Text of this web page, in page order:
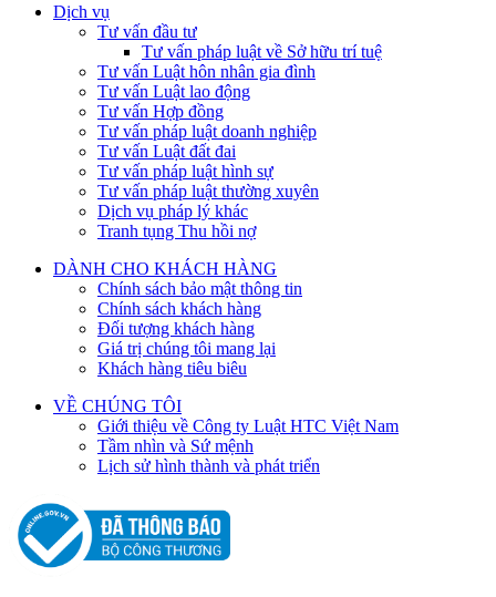
Dịch vụ
Tư vấn đầu tư
Tư vấn pháp luật về Sở hữu trí tuệ
Tư vấn Luật hôn nhân gia đình
Tư vấn Luật lao động
Tư vấn Hợp đồng
Tư vấn pháp luật doanh nghiệp
Tư vấn Luật đất đai
Tư vấn pháp luật hình sự
Tư vấn pháp luật thường xuyên
Dịch vụ pháp lý khác
Tranh tụng Thu hồi nợ
DÀNH CHO KHÁCH HÀNG
Chính sách bảo mật thông tin
Chính sách khách hàng
Đối tượng khách hàng
Giá trị chúng tôi mang lại
Khách hàng tiêu biêu
VỀ CHÚNG TÔI
Giới thiệu về Công ty Luật HTC Việt Nam
Tầm nhìn và Sứ mệnh
Lịch sử hình thành và phát triển